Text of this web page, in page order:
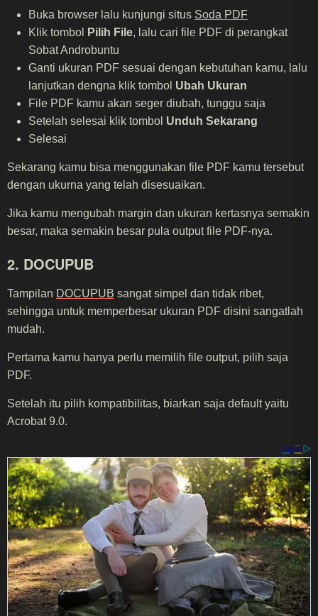
Buka browser lalu kunjungi situs Soda PDF
Klik tombol
Pilih File, lalu cari file PDF di perangkat
Sobat Androbuntu
Ganti ukuran PDF sesuai dengan kebutuhan kamu, lalu
lanjutkan dengna klik tombol Ubah Ukuran
File PDF kamu akan seger diubah, tunggu saja
Setelah selesai klik tombol Unduh Sekarang
Selesai
Sekarang kamu bisa menggunakan file PDF kamu tersebut
dengan ukurna yang telah disesuaikan.
Jika kamu mengubah margin dan ukuran kertasnya semakin
besar, maka semakin besar pula output file PDF-nya.
2. DOCUPUB
Tampilan DOCUPUB sangat simpel dan tidak ribet,
sehingga untuk memperbesar ukuran PDF disini sangatlah
mudah.
Pertama kamu hanya perlu memilih file output, pilih saja
PDF.
Setelah itu pilih kompatibilitas, biarkan saja default yaitu
Acrobat 9.0.